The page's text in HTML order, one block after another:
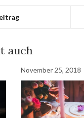
auch
November 25, 2018